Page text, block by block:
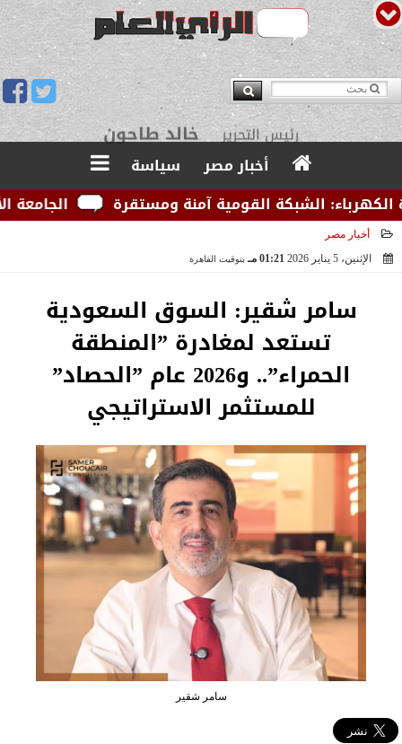
مدير التحرير يوسف قبودان
أخبار مصر
سياسة
الجامعة
الشبكة القومية آمنة ومستقرة
أخبار مصر
الإثنين، 5 يناير 2026
01:21 مـ بتوقيت القاهرة
سامر شقير: السوق السعودية
تستعد لمغادرة ”المنطقة
الحمراء”.. و2026 عام ”الحصاد”
للمستثمر الاستراتيجي
سامر شقير